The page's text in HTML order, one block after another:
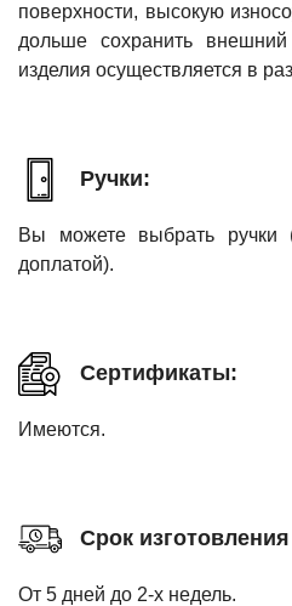
поверхности, высокую
дольше сохранить
изделия осуществляется в
Ручки:
Вы можете выбрать ручки
доплатой).
Сертификаты:
Имеются.
Срок
От 5 дней до 2-х недель.